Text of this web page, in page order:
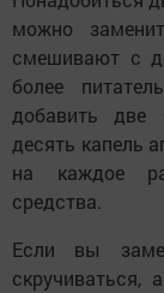
можно
смешивают с
более
добавить две
десять капель
на каждое
средства.
Если вы